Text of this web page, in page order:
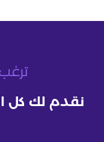
نقدم لك كل